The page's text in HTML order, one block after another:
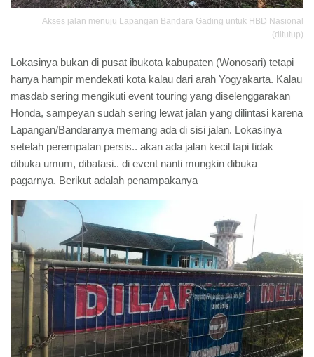
Akses jalan menuju Lapangan Bandara Gading untuk HBD Nasional
(ditutup)
Lokasinya bukan di pusat ibukota kabupaten (Wonosari) tetapi
hanya hampir mendekati kota kalau dari arah Yogyakarta. Kalau
masdab sering mengikuti event touring yang diselenggarakan
Honda, sampeyan sudah sering lewat jalan yang dilintasi karena
Lapangan/Bandaranya memang ada di sisi jalan. Lokasinya
setelah perempatan persis.. akan ada jalan kecil tapi tidak
dibuka umum, dibatasi.. di event nanti mungkin dibuka
pagarnya. Berikut adalah penampakanya